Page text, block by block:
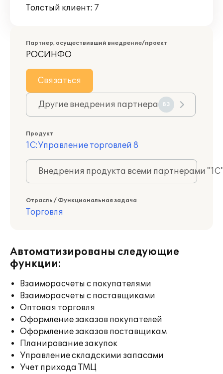
Толстый клиент: 7
Партнер, осуществивший внедрение/проект
РОСИНФО
Связаться
Другие внедрения партнера 83
Продукт
1С:Управление торговлей 8
Внедрения продукта всеми партнерами
Отрасль / Функциональная задача
Торговля
Автоматизированы следующие
функции:
Взаиморасчеты с покупателями
Взаиморасчеты с поставщиками
Оптовая торговля
Оформление заказов покупателей
Оформление заказов поставщикам
Планирование закупок
Управление складскими запасами
Учет прихода ТМЦ